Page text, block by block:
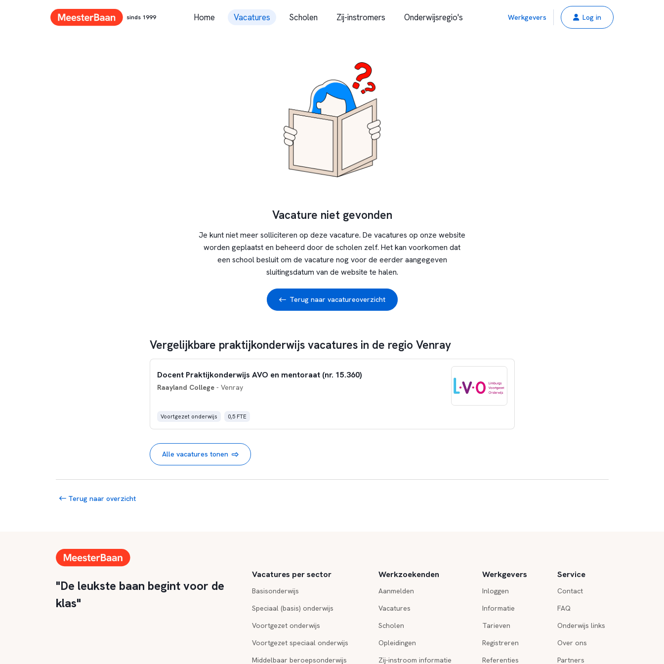
sinds 1999 Home Vacatures Scholen Zij-instromers Onderwijsregio's Werkgevers Log in
Vacature niet gevonden
Je kunt niet meer solliciteren op deze vacature. De vacatures op onze website
worden geplaatst en beheerd door de scholen zelf. Het kan voorkomen dat
een school besluit om de vacature nog voor de eerder aangegeven
sluitingsdatum van de website te halen.
Terug naar vacatureoverzicht
Vergelijkbare praktijkonderwijs vacatures in de regio Venray
Docent Praktijkonderwijs AVO en mentoraat (nr. 15.360)
Raayland College- Venray
Voortgezet onderwijs 0,5 FTE
Alle vacatures tonen
Terug naar overzicht
"De leukste baan begint voor de
klas"
Vacatures per sector
Basisonderwijs
Speciaal (basis) onderwijs
Voortgezet onderwijs
Voortgezet speciaal onderwijs
Middelbaar beroepsonderwijs
Werkzoekenden
Aanmelden
Vacatures
Scholen
Opleidingen
Zij-instroom informatie
Werkgevers
Inloggen
Informatie
Tarieven
Registreren
Referenties
Service
Contact
FAQ
Onderwijs links
Over ons
Partners